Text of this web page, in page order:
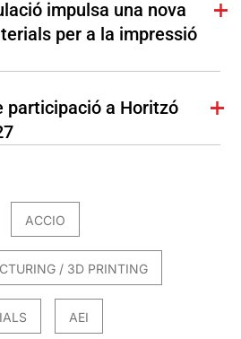
impulsa una nova
per a la impressió
participació a Horitzó
ACCIO
/ 3D PRINTING
AEI